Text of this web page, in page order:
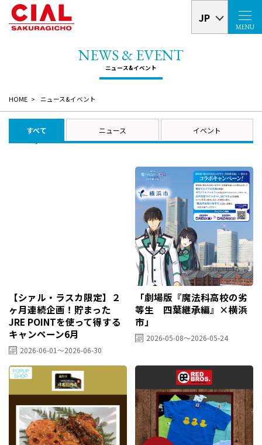
MENU
JP
HOME ニュース&イベント
すべて ニュース イベント
【シァル・ラスカ限定】２
ヶ月連続企画！貯まった
JRE POINTを使って得する
キャンペーン6月
2026-06-01～2026-06-30
「劇場版『魔法科高校の劣
等生 四葉継承編』×横浜
市」
2026-05-08～2026-05-24